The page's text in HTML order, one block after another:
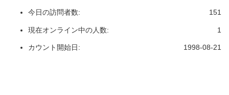
151
今日の訪問者数:
1
現在オンライン中の人数:
1998-08-21
カウント開始日: